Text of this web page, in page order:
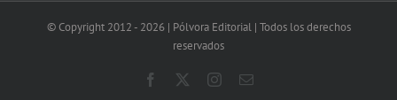
© Copyright 2012 - 2026 | Pólvora Editorial | Todos los derechos
reservados
Facebook InstagramCorreo